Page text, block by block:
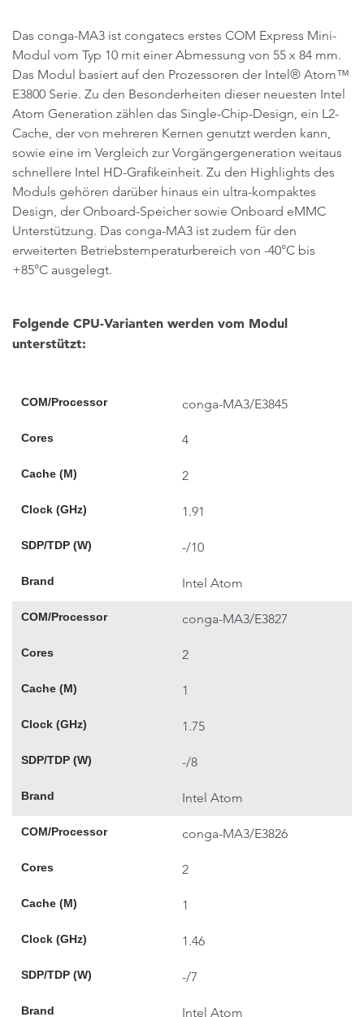
Das conga-MA3 ist congatecs erstes COM Express Mini-
Modul vom Typ 10 mit einer Abmessung von 55 x 84 mm.
Das Modul basiert auf den Prozessoren der Intel® Atom™
E3800 Serie. Zu den Besonderheiten dieser neuesten Intel
Atom Generation zählen das Single-Chip-Design, ein L2-
Cache, der von mehreren Kernen genutzt werden kann,
sowie eine im Vergleich zur Vorgängergeneration weitaus
schnellere Intel HD-Grafikeinheit. Zu den Highlights des
Moduls gehören darüber hinaus ein ultra-kompaktes
Design, der Onboard-Speicher sowie Onboard eMMC
Unterstützung. Das conga-MA3 ist zudem für den
erweiterten Betriebstemperaturbereich von -40°C bis
+85°C ausgelegt.
Folgende CPU-Varianten werden vom Modul
unterstützt:
COM/Processor conga-MA3/E3845
Cores 4
Cache (M) 2
Clock (GHz) 1.91
SDP/TDP (W) -/10
Brand Intel Atom
COM/Processor conga-MA3/E3827
Cores 2
Cache (M) 1
Clock (GHz) 1.75
SDP/TDP (W) -/8
Brand Intel Atom
COM/Processor conga-MA3/E3826
Cores 2
Cache (M) 1
Clock (GHz) 1.46
SDP/TDP (W) -/7
Brand Intel Atom